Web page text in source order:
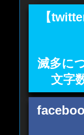
【
滅多に
文字